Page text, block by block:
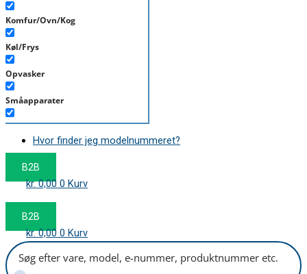
Komfur/Ovn/Kog
Køl/Frys
Opvasker
Småapparater
Støvsuger
Tørretumbler
Tilbehør/Plejemidler
Hvor finder jeg modelnummeret?
B2B
kr.0,00 0 Kurv
B2B
kr.0,00 0 Kurv